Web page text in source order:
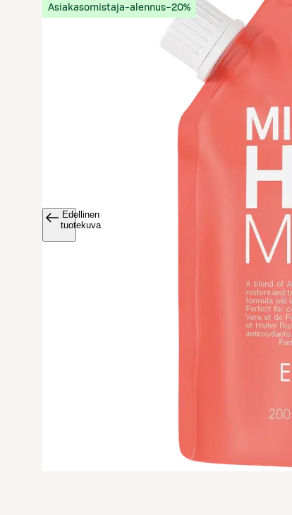
Avaa
Asiakasomistaja-alennus−20%
Edellinen
tuotekuva